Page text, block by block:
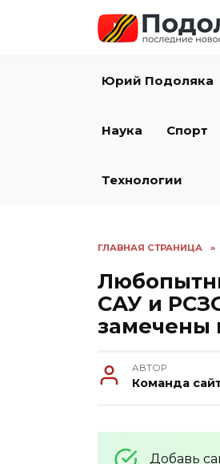
Юрий Подоляка
Наука Спорт
Технологии
ГЛАВНАЯ СТРАНИЦА »
САУ и
замечены
АВТОР
Команда
Добавь